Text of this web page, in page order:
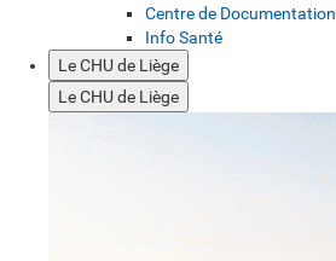
Centre de Documentation
Info Santé
Le CHU de Liège
Le CHU de Liège